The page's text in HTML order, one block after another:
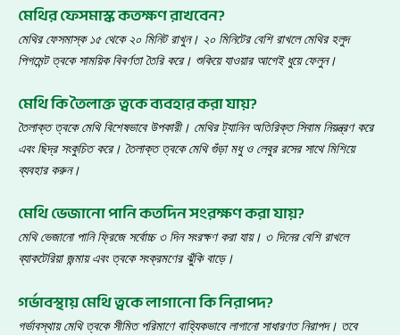
মেথির ফেসমাস্ক কতক্ষণ রাখবেন?
মেথির ফেসমাস্ক ১৫ থেকে ২০ মিনিট রাখুন। ২০ মিনিটের বেশি রাখলে মেথির হলুদ
পিগমেন্ট ত্বকে সাময়িক বিবর্ণতা তৈরি করে। শুকিয়ে যাওয়ার আগেই ধুয়ে ফেলুন।
মেথি কি তৈলাক্ত ত্বকে ব্যবহার করা যায়?
তৈলাক্ত ত্বকে মেথি বিশেষভাবে উপকারী। মেথির ট্যানিন অতিরিক্ত সিবাম নিয়ন্ত্রণ করে
এবং ছিদ্র সংকুচিত করে। তৈলাক্ত ত্বকে মেথি গুঁড়া মধু ও লেবুর রসের সাথে মিশিয়ে
ব্যবহার করুন।
মেথি ভেজানো পানি কতদিন সংরক্ষণ করা যায়?
মেথি ভেজানো পানি ফ্রিজে সর্বোচ্চ ৩ দিন সংরক্ষণ করা যায়। ৩ দিনের বেশি রাখলে
ব্যাকটেরিয়া জন্মায় এবং ত্বকে সংক্রমণের ঝুঁকি বাড়ে।
গর্ভাবস্থায় মেথি ত্বকে লাগানো কি নিরাপদ?
গর্ভাবস্থায় মেথি ত্বকে সীমিত পরিমাণে বাহ্যিকভাবে লাগানো সাধারণত নিরাপদ। তবে